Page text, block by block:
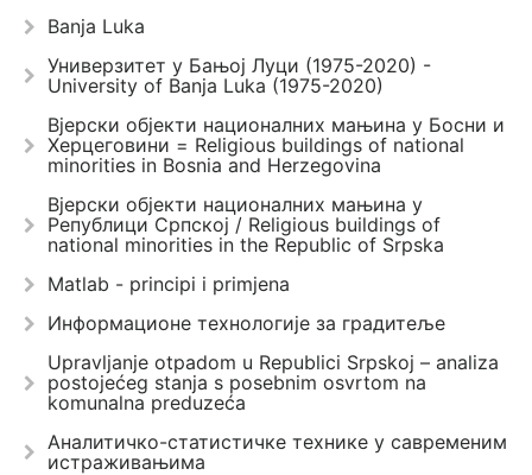
Banja Luka
Универзитет у Бањој Луци (1975-2020) -
University of Banja Luka (1975-2020)
Вјерски објекти националних мањина у Босни и
Херцеговини = Religious buildings of national
minorities in Bosnia and Herzegovina
Вјерски објекти националних мањина у
Републици Српској / Religious buildings of
national minorities in the Republic of Srpska
Matlab - principi i primjena
Информационе технологије за градитеље
Upravlјanje otpadom u Republici Srpskoj – analiza
postojećeg stanja s posebnim osvrtom na
komunalna preduzeća
Аналитичко-статистичке технике у савременим
истраживањима